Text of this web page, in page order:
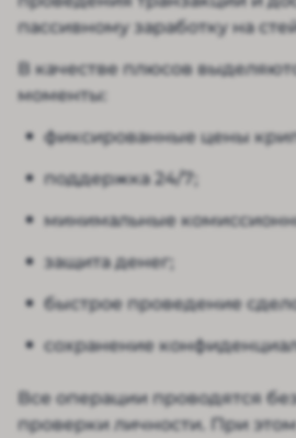
пассивному заработку на
В качестве плюсов
моменты:
фиксированные цены
поддержка 24/7;
минимальные
защита денег;
быстрое проведение
сохранение
Все операции проводятся
проверки личности. При